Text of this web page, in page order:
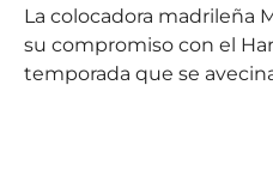
La colocadora madrileña
su compromiso con el
temporada que se